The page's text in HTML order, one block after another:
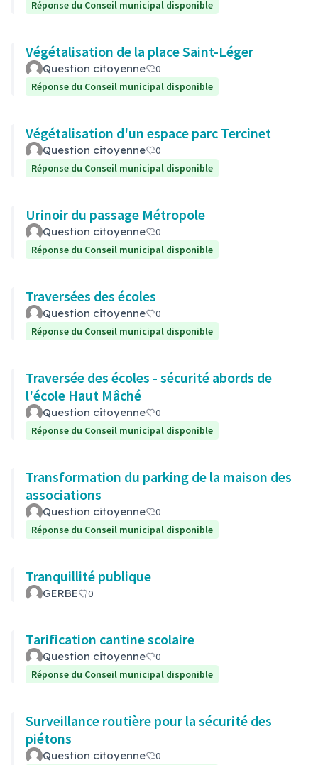
Réponse du Conseil municipal disponible
Végétalisation de la place Saint-Léger
Question citoyenne
0
Réponse du Conseil municipal disponible
Végétalisation d'un espace parc Tercinet
Question citoyenne
0
Réponse du Conseil municipal disponible
Urinoir du passage Métropole
Question citoyenne
0
Réponse du Conseil municipal disponible
Traversées des écoles
Question citoyenne
0
Réponse du Conseil municipal disponible
Traversée des écoles - sécurité abords de
l'école Haut Mâché
Question citoyenne
0
Réponse du Conseil municipal disponible
Transformation du parking de la maison des
associations
Question citoyenne
0
Réponse du Conseil municipal disponible
Tranquillité publique
GERBE 0
Tarification cantine scolaire
Question citoyenne
0
Réponse du Conseil municipal disponible
Surveillance routière pour la sécurité des
piétons
Question citoyenne 0